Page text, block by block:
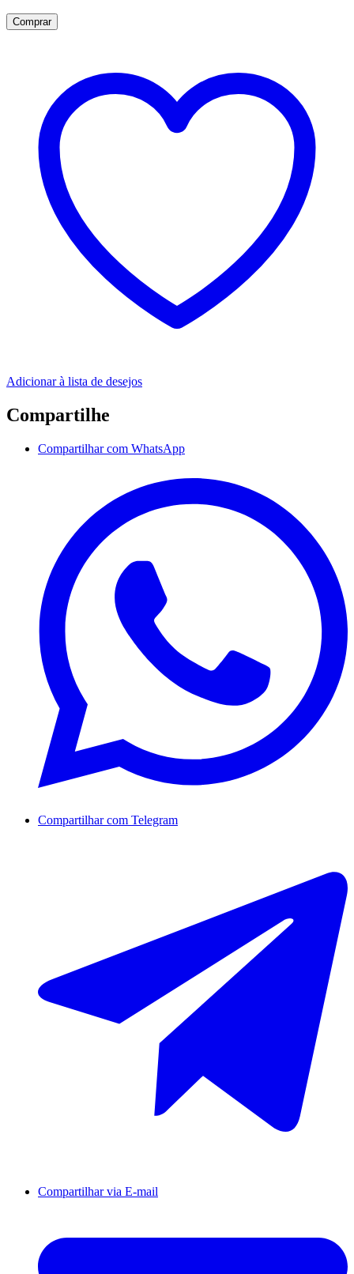
Comprar
Adicionar à lista de desejos
Compartilhe
Compartilhar com WhatsApp
Compartilhar com Telegram
Compartilhar via E-mail